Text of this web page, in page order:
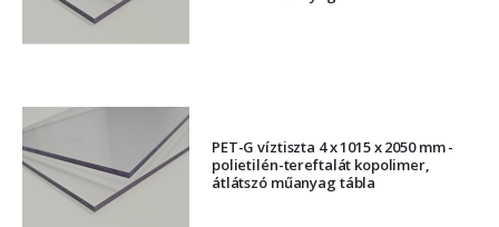
PET-G víztiszta 4 x 1015 x 2050 mm -
polietilén-tereftalát kopolimer,
átlátszó műanyag tábla